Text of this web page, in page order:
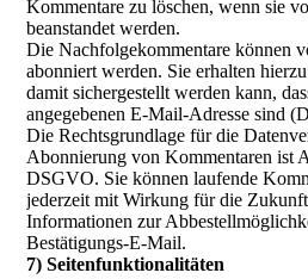
Kommentare zu löschen, wenn sie
beanstandet werden.
Die Nachfolgekommentare können
abonniert werden. Sie erhalten
damit sichergestellt werden kann,
angegebenen E-Mail-Adresse sind
Die Rechtsgrundlage für die
Abonnierung von Kommentaren ist
DSGVO. Sie können laufende
jederzeit mit Wirkung für die Zukunft
Informationen zur
Bestätigungs-E-Mail.
7) Seitenfunktionalitäten